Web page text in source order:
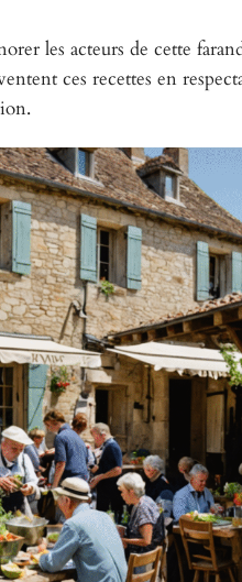
les acteurs de cette
ces recettes en